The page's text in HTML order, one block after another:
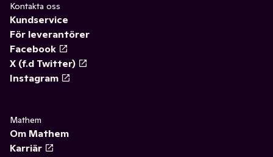
Kontakta oss
Kundservice
För leverantörer
Facebook
X (f.d Twitter)
Instagram
Mathem
Om Mathem
Karriär